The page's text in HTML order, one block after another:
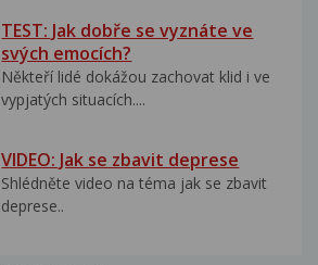
TEST: Jak dobře se vyznáte ve
svých emocích?
Někteří lidé dokážou zachovat klid i ve
vypjatých situacích....
VIDEO: Jak se zbavit deprese
Shlédněte video na téma jak se zbavit
deprese..